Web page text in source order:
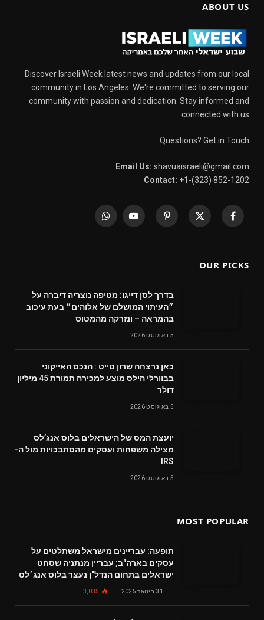
ABOUT US
Discover Israeli Week latest news and updates from our local
community in Los Angeles. We're committed to serving our
community with passion and dedication. Stay informed and
connected with us
Questions? Get in Touch
Email Us: shavuaisraeli@gmail.com
Contact: +1-(323) 852-1202
Facebook
X
Pinterest
YouTube
WhatsApp
OUR PICKS
בדרך לסן דייגו: מטיפה נוצריה דיברה על
״העיתוי המושלם של אלוהים״ בעת עיכוב
בהמראה – ונזרקה מהמטוס
5 באוגוסט 2026
‬דולר
5 באוגוסט 2026
‬מצילה‭ ‬משפחות‭ ‬ועסקים‭ ‬מהסתבכויות‭ ‬מול‭ ‬ה-
IRS
5 באוגוסט 2026
MOST POPULAR
תופעה: עבריינים מישראל משתלטים על
עסקים בארה"ב; עבריין מנתניה שסחט
ישראלים בתחום הנדל"ן נעצר בלוס אנג׳לס
31 בינואר 2025 3,035